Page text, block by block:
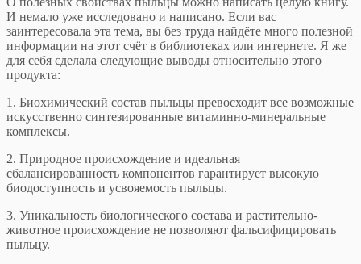
И немало уже исследовано и написано. Если вас
заинтересовала эта тема, вы без труда найдёте много полезной
информации на этот счёт в библиотеках или интернете. Я же
для себя сделала следующие выводы относительно этого
продукта:
1. Биохимический состав пыльцы превосходит все возможные
искусственно синтезированные витаминно-минеральные
комплексы.
2. Природное происхождение и идеальная
сбалансированность компонентов гарантирует высокую
биодоступность и усвояемость пыльцы.
3. Уникальность биологического состава и растительно-
животное происхождение не позволяют фальсифицировать
пыльцу.